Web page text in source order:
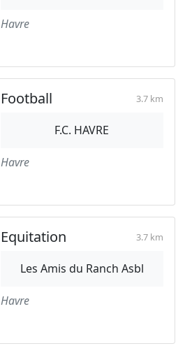
Havre
Football 3.7 km
F.C. HAVRE
Havre
Equitation 3.7 km
Les Amis du Ranch Asbl
Havre